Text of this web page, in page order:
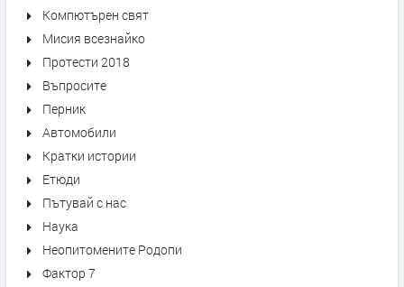
Компютърен свят
Мисия всезнайко
Протести 2018
Въпросите
Перник
Автомобили
Кратки истории
Етюди
Пътувай с нас
Наука
Неопитомените Родопи
Фактор 7